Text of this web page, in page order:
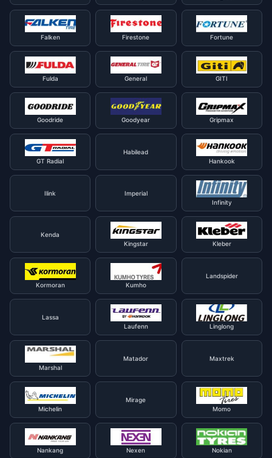
Falken Firestone Fortune
Fulda General GITI
Goodride Goodyear Gripmax
GT Radial
Habilead
Hankook
Ilink
Imperial
Infinity
Kenda
Kingstar
Kleber
Kormoran Kumho
Landspider
Lassa
Laufenn
Linglong
Marshal
Matador Maxtrek
Michelin
Mirage
Momo
Nankang Nexen Nokian